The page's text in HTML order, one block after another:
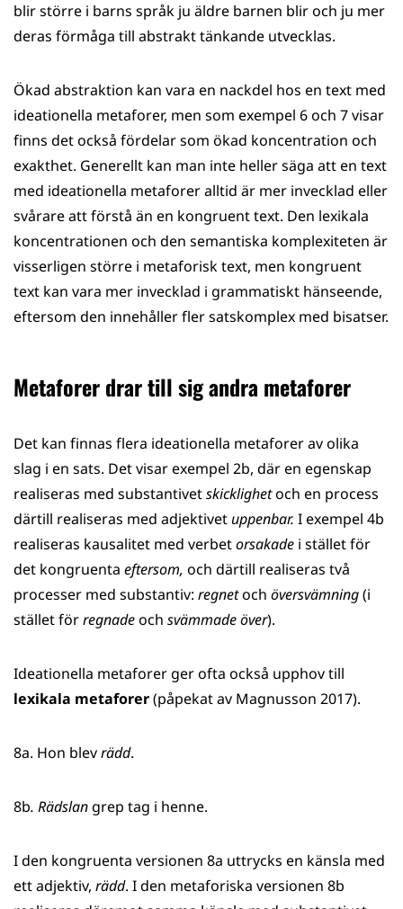
blir större i barns språk ju äldre barnen blir och ju mer
deras förmåga till abstrakt tänkande utvecklas.
Ökad abstraktion kan vara en nackdel hos en text med
ideationella metaforer, men som exempel 6 och 7 visar
finns det också fördelar som ökad koncentration och
exakthet. Generellt kan man inte heller säga att en text
med ideationella metaforer alltid är mer invecklad eller
svårare att förstå än en kongruent text. Den lexikala
koncentrationen och den semantiska komplexiteten är
visserligen större i metaforisk text, men kongruent
text kan vara mer invecklad i grammatiskt hänseende,
eftersom den innehåller fler satskomplex med bisatser.
Metaforer drar till sig andra metaforer
Det kan finnas flera ideationella metaforer av olika
slag i en sats. Det visar exempel 2b, där en egenskap
realiseras med substantivetskicklighetoch en process
därtill realiseras med adjektivet uppenbar. I exempel 4b
realiseras kausalitet med verbetorsakade i stället för
det kongruenta eftersom, och därtill realiseras två
processer med substantiv: regnetoch översvämning(i
stället förregnadeoch svämmade över).
Ideationella metaforer ger ofta också upphov till
lexikala metaforer(påpekat av Magnusson 2017).
8a. Hon blevrädd.
8b. Rädslan grep tag i henne.
I den kongruenta versionen 8a uttrycks en känsla med
ett adjektiv, rädd. I den metaforiska versionen 8b